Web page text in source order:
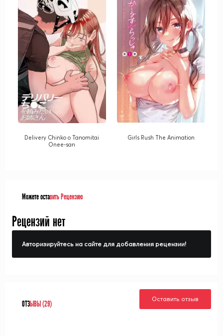
Delivery Chinko o Tanomitai
Onee-san
Girls Rush The Animation
Можете оставить Рецензию
Рецензий нет
Авторизируйтесь на сайте для добавления рецензии!
ОТЗЫВЫ (29)
Оставить отзыв